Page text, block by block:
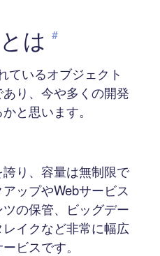
は #
ているオブジェクト
り、今や多くの開発
と思います。
り、容量は無制限で
ップやWebサービス
の保管、ビッグデー
イクなど非常に幅広
ビスです。